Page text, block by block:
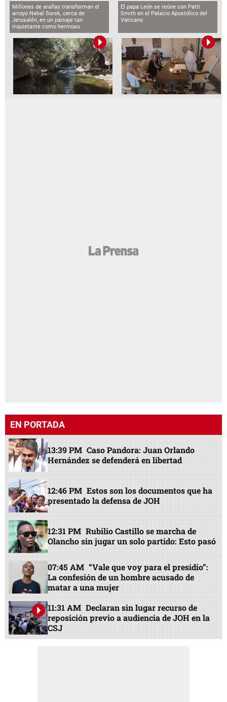
Millones de arañas transforman el
arroyo Nahal Sorek, cerca de
Jerusalén, en un paisaje tan
inquietante como hermoso
El papa León se reúne con Patti
Smith en el Palacio Apostólico del
Vaticano
EN PORTADA
13:39 PM Caso Pandora: Juan Orlando
Hernández se defenderá en libertad
12:46 PM Estos son los documentos que ha
presentado la defensa de JOH
12:31 PM Rubilio Castillo se marcha de
Olancho sin jugar un solo partido: Esto pasó
07:45 AM “Vale que voy para el presidio”:
La confesión de un hombre acusado de
matar a una mujer
11:31 AM Declaran sin lugar recurso de
reposición previo a audiencia de JOH en la
CSJ